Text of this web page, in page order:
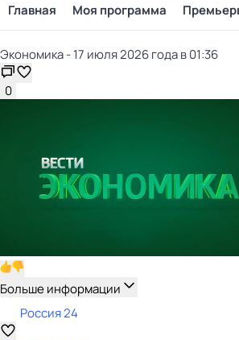
Главная Моя программа
Экономика - 17 июля 2026 года в 01:36
0
Больше информации
Россия 24